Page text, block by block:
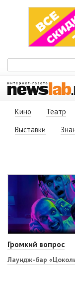
Кино
Театр
Выставки
Громкий вопрос
Лаундж-бар